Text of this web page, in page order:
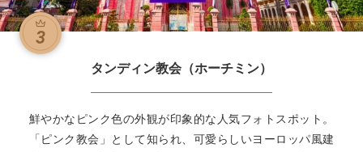
タンディン教会（ホーチミン）
鮮やかなピンク色の外観が印象的な人気フォトスポット。
「ピンク教会」として知られ、可愛らしいヨーロッパ風建